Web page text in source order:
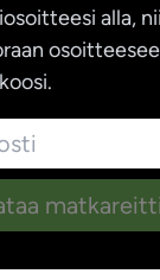
alla,
matkareitti